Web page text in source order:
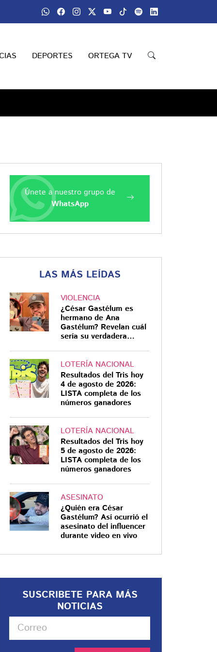
DEPORTES ORTEGA TV
Únete a nuestro grupo de
WhatsApp
LAS MÁS LEÍDAS
VIOLENCIA
¿César Gastélum es
hermano de Ana
Gastélum? Revelan cuál
sería su verdadera
LOTERÍA NACIONAL
Resultados del Tris hoy
4 de agosto de 2026:
LISTA completa de los
números ganadores
LOTERÍA NACIONAL
Resultados del Tris hoy
5 de agosto de 2026:
LISTA completa de los
números ganadores
ASESINATO
¿Quién era César
Gastélum? Así ocurrió el
asesinato del influencer
durante video en vivo
SUSCRIBETE PARA MÁS
NOTICIAS